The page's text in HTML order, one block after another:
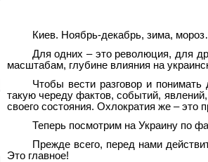
Киев. Ноябрь-декабрь, зима,
Для одних – это революция, для
масштабам, глубине влияния на
Чтобы вести разговор и
такую череду фактов, событий,
своего состояния. Охлократия же –
Теперь посмотрим на Украину по
Прежде всего, перед нами
Это главное!